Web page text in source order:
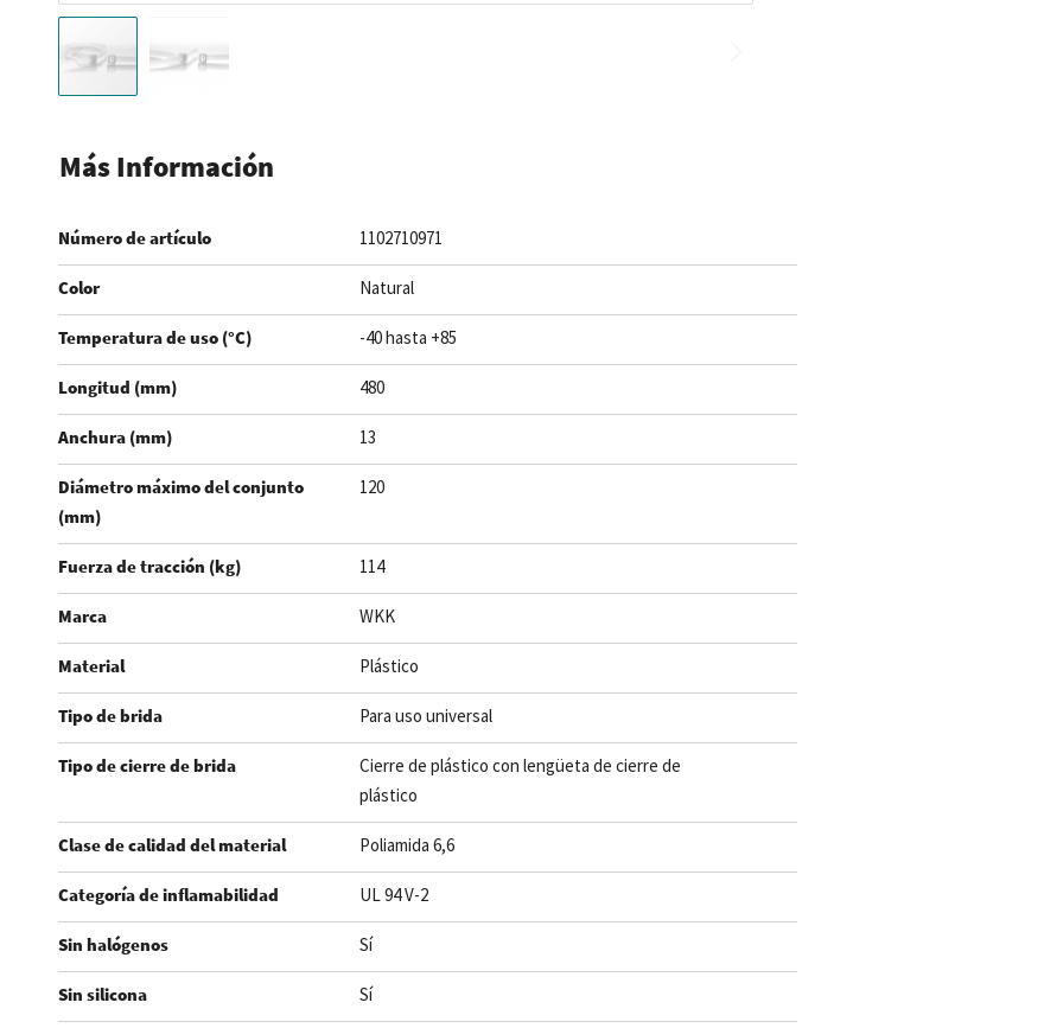
comienzo
la
galería
de
imágenes
Más Información
Número de artículo 1102710971
Color Natural
Temperatura de uso (°C) -40 hasta +85
Longitud (mm) 480
Anchura (mm) 13
Diámetro máximo del conjunto
(mm)
120
Fuerza de tracción (kg) 114
Marca WKK
Material Plástico
Tipo de brida Para uso universal
Tipo de cierre de brida
Cierre de plástico con lengüeta de cierre de
plástico
Clase de calidad del material Poliamida 6,6
Categoría de inflamabilidad UL 94 V-2
Sin halógenos Sí
Sin silicona Sí